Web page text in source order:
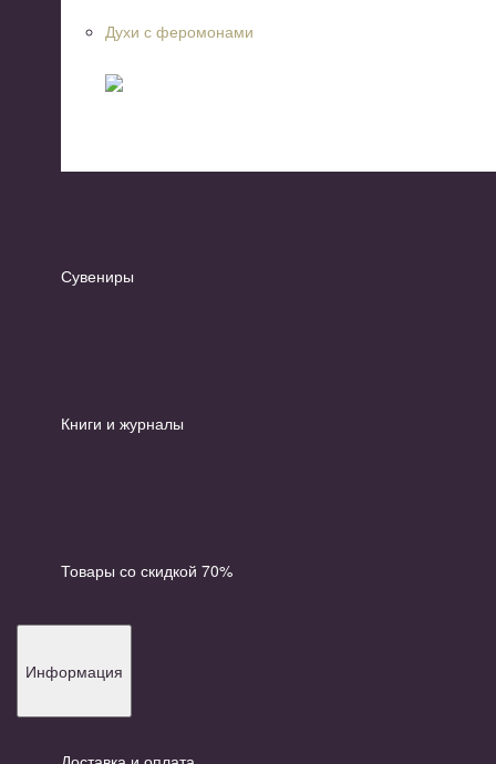
Духи с феромонами
Сувениры
Книги и журналы
Товары со скидкой 70%
Информация